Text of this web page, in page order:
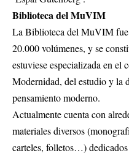
Biblioteca del MuVIM
La Biblioteca del MuVIM fue
20.000 volúmenes, y se
estuviese especializada en
Modernidad, del estudio y la
pensamiento moderno.
Actualmente cuenta con
materiales diversos
carteles, folletos…)